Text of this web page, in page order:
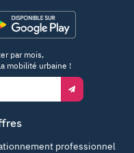
par mois,
mobilité urbaine !
professionnel